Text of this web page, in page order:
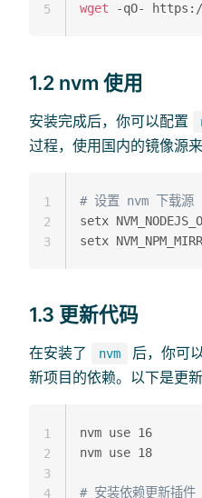
wget -qO-
5
1.2 nvm 使用
安装完成后，你可以配置
过程，使用国内的镜像源来
# 设置 nvm 下载源
setx
setx
1
2
3
1.3 更新代码
在安装了 nvm
后，你可
新项目的依赖。以下是更新
nvm use 16
nvm use 18
# 安装依赖更新插件
1
2
3
4